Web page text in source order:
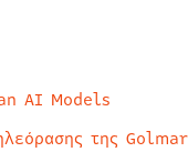
AI Models
της Golmar